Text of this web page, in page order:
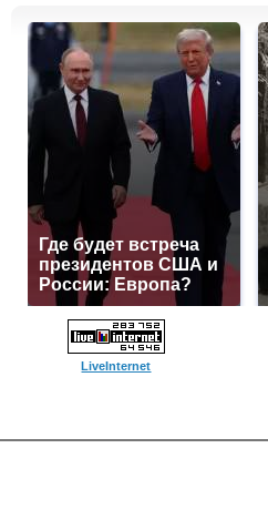
Где будет встреча
президентов США и
России: Европа?
LiveInternet